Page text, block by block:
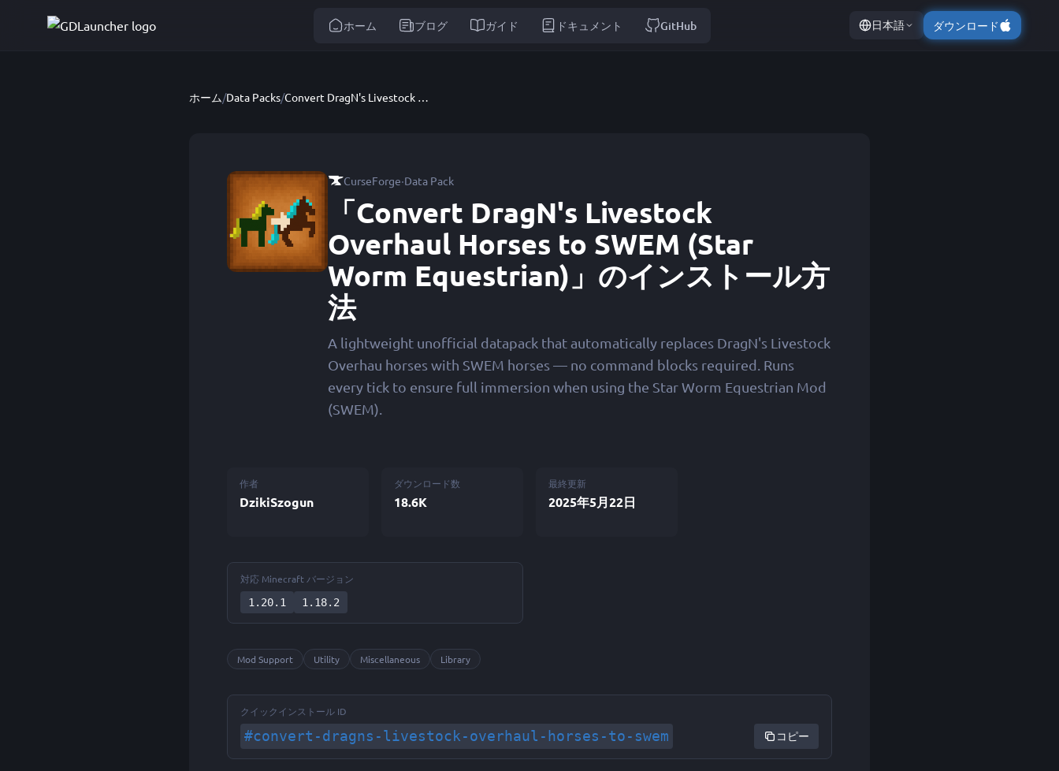
ホーム ブログ ガイド ドキュメント GitHub 日本語 ダウンロード
ホーム/Data Packs/ Convert DragN's Livestock Overhaul Horses to SWEM (Star Worm Equestrian)
CurseForge·Data Pack
「Convert DragN's Livestock
Overhaul Horses to SWEM (Star
Worm Equestrian)」のインストール方
法
A lightweight unofficial datapack that automatically replaces DragN's Livestock
Overhau horses with SWEM horses — no command blocks required. Runs
every tick to ensure full immersion when using the Star Worm Equestrian Mod
(SWEM).
作者
DzikiSzogun
ダウンロード数
18.6K
最終更新
2025年5月22日
対応 Minecraft バージョン
1.20.1
1.18.2
Mod Support Utility Miscellaneous Library
クイックインストール ID
#convert-dragns-livestock-overhaul-horses-to-swem コピー